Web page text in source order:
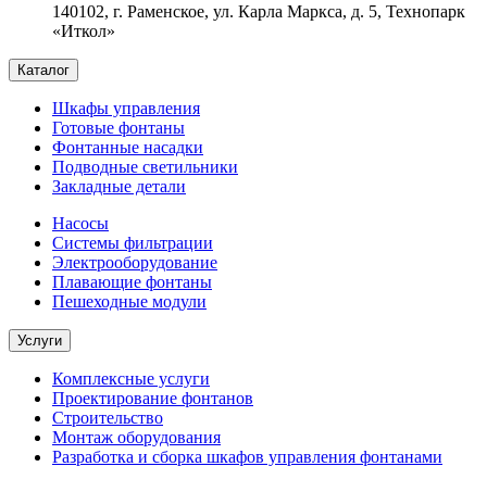
140102, г. Раменское, ул. Карла Маркса, д. 5, Технопарк
«Иткол»
Каталог
Шкафы управления
Готовые фонтаны
Фонтанные насадки
Подводные светильники
Закладные детали
Насосы
Системы фильтрации
Электрооборудование
Плавающие фонтаны
Пешеходные модули
Услуги
Комплексные услуги
Проектирование фонтанов
Строительство
Монтаж оборудования
Разработка и сборка шкафов управления фонтанами